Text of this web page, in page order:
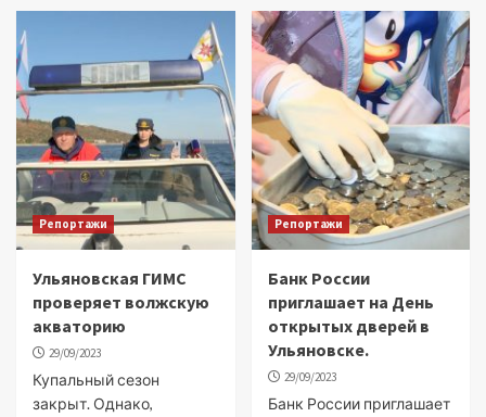
Репортажи
Ульяновская ГИМС
проверяет волжскую
акваторию
29/09/2023
Купальный сезон
закрыт. Однако,
Репортажи
Банк России
приглашает на День
открытых дверей в
Ульяновске.
29/09/2023
Банк России приглашает